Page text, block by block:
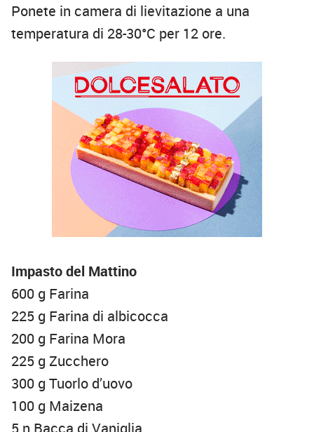
Ponete in camera di lievitazione a una
temperatura di 28-30°C per 12 ore.
Impasto del Mattino
600 g Farina
225 g Farina di albicocca
200 g Farina Mora
225 g Zucchero
300 g Tuorlo d’uovo
100 g Maizena
5 n Bacca di Vaniglia